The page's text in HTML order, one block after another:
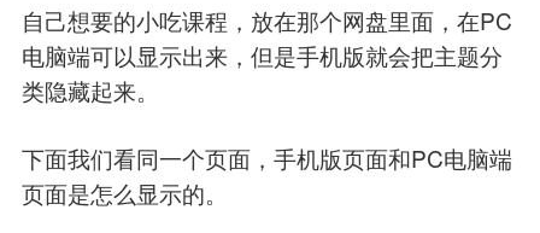
自己想要的小吃课程，放在那个网盘里面，在PC
电脑端可以显示出来，但是手机版就会把主题分
类隐藏起来。
下面我们看同一个页面，手机版页面和PC电脑端
页面是怎么显示的。